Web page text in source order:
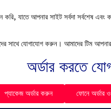
করি, যাতে আপনার সাইট সর্বদা সর্বশেষ এবং
সাথে যোগাযোগ করুন। আমাদের টিম
অর্ডার করতে
প্যাকেজ অর্ডার করুন ফোনে